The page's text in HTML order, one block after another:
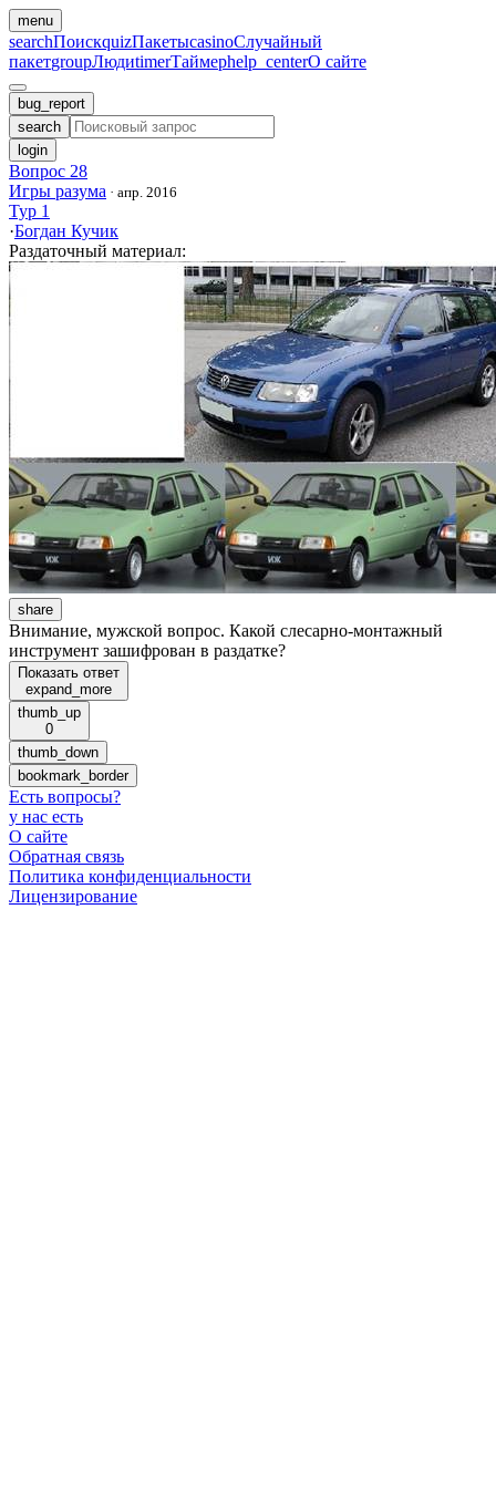
menu
searchПоискquizПакетыcasinoСлучайный
пакетgroupЛюдиtimerТаймерhelp_centerО сайте
bug_report
search
login
Вопрос 28
Игры разума · апр. 2016
Тур 1
·Богдан Кучик
Раздаточный материал:
share
Внимание, мужской вопрос. Какой слесарно-монтажный
инструмент зашифрован в раздатке?
Показать ответ
expand_more
thumb_up
0
thumb_down
bookmark_border
Есть вопросы?
у нас есть
О сайте
Обратная связь
Политика конфиденциальности
Лицензирование